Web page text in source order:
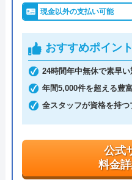
水の救急隊は最短15分
年中無休、24時間受付
ブルでも安心ですし、
ので気軽に相談できます
支払い方法も現金だけ
にも対応していますし
と伝えるだけで3,000
ます。
現金以外の支払い可能
おすすめポイント
24時間年中無休で素早い
年間5,000件を超える豊
全スタッフが資格を持
公式
料金